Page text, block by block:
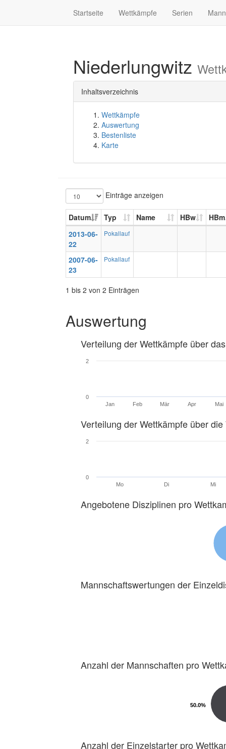
Startseite Wettkämpfe Serien
Niederlungwitz
Inhaltsverzeichnis
Wettkämpfe
Auswertung
Bestenliste
Karte
Einträge anzeigen
Datum Typ Name HBw
HBm
2013-06-
22
Pokallauf
2007-06-
23
Pokallauf
1 bis 2 von 2 Einträgen
Auswertung
Verteilung der Wettkämpfe über
Jan Feb Mär Apr Mai
0
2
Verteilung der Wettkämpfe über die
Mo Di Mi
0
2
Angebotene Disziplinen pro
Mannschaftswertungen der
Anzahl der Mannschaften pro
50.0%
50.0%
Anzahl der Einzelstarter pro